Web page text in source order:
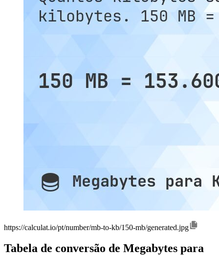
https://calculat.io/pt/number/mb-to-kb/150-mb/generated.jpg
Tabela de conversão de Megabytes para